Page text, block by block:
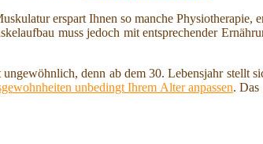
erspart Ihnen so manche Physiotherapie,
muss jedoch mit entsprechender
denn ab dem 30. Lebensjahr stellt
unbedingt Ihrem Alter anpassen. Das